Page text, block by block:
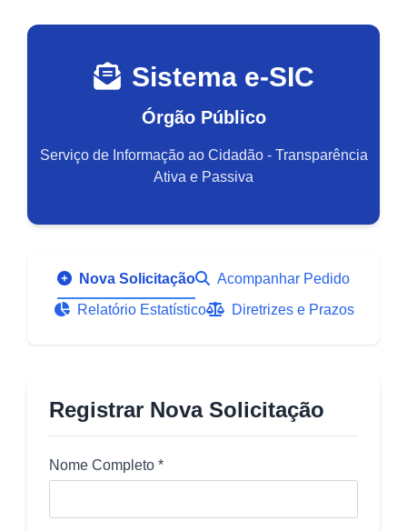
Sistema e-SIC
Órgão Público
Serviço de Informação ao Cidadão - Transparência
Ativa e Passiva
Nova Solicitação
Acompanhar Pedido
Relatório Estatístico
Diretrizes e Prazos
Registrar Nova Solicitação
Nome Completo *